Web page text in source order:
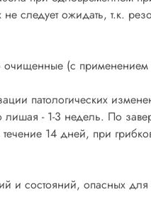
следует ожидать, т.к.
очищенные (с
патологических
- 1-3 недель. По
14 дней, при
и состояний, опасных